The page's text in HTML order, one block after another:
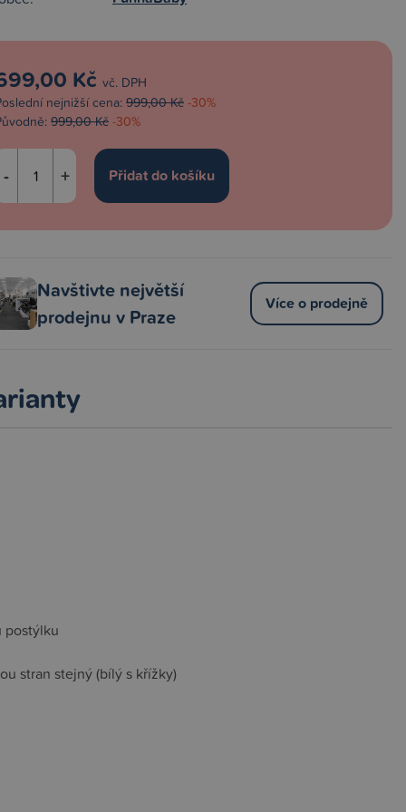
Kč vč. DPH
nejnižší cena: 999,00 Kč -30%
999,00 Kč -30%
- +
Navštivte největší
prodejnu v Praze
Více o prodejně
postýlku
stran stejný (bílý s křížky)